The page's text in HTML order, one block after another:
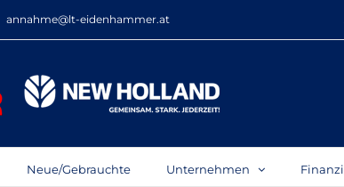
annahme@lt-eidenhammer.at
Neue/Gebrauchte Unternehmen